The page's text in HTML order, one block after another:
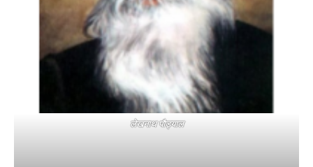
लेखनाथ पौड्याल